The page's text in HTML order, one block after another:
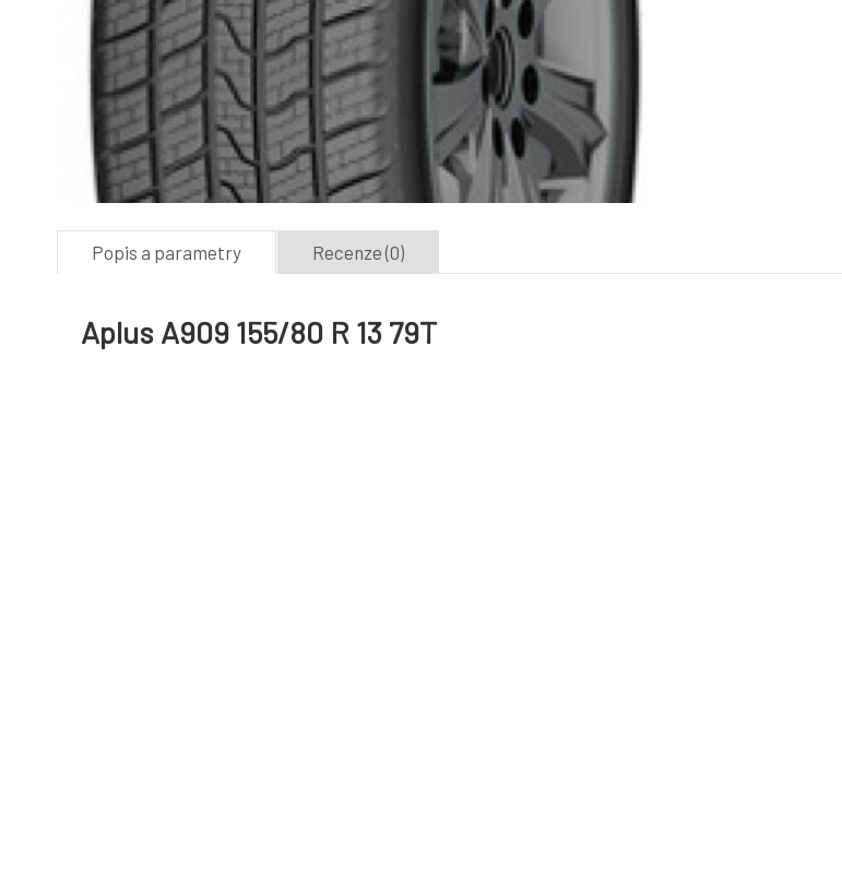
Popis a parametry Recenze (0)
Aplus A909 155/80 R 13 79T